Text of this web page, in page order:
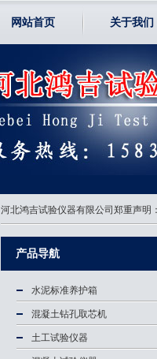
网站首页 关于我们
河北鸿吉试验仪器有限公司郑重声明
产品导航
水泥标准养护箱
混凝土钻孔取芯机
土工试验仪器